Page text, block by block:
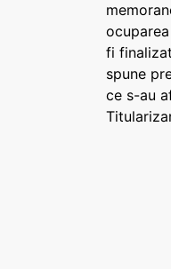
fi
spune
ce s-au